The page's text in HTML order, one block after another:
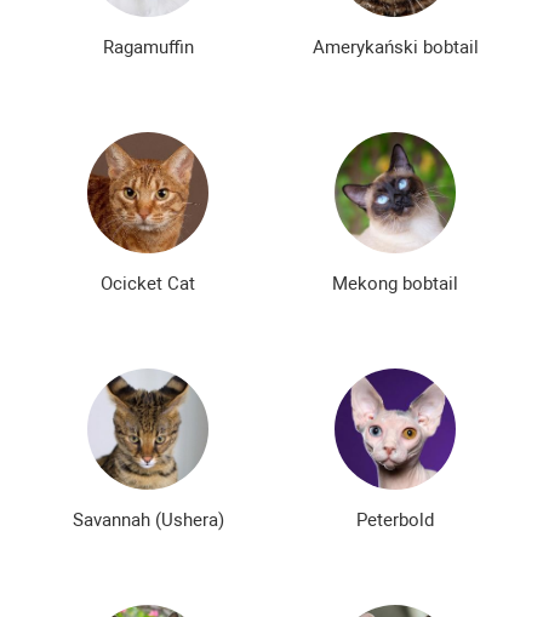
Ragamuffin Amerykański bobtail
Ocicket Cat Mekong bobtail
Savannah (Ushera) Peterbold